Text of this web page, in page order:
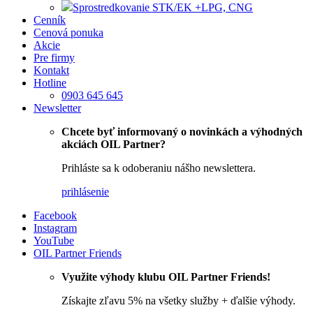
Sprostredkovanie STK/EK +LPG, CNG
Cenník
Cenová ponuka
Akcie
Pre firmy
Kontakt
Hotline
0903 645 645
Newsletter
Chcete byť informovaný o novinkách a výhodných
akciách OIL Partner?
Prihláste sa k odoberaniu nášho newslettera.
prihlásenie
Facebook
Instagram
YouTube
OIL Partner Friends
Využite výhody klubu OIL Partner Friends!
Získajte zľavu 5% na všetky služby + ďalšie výhody.